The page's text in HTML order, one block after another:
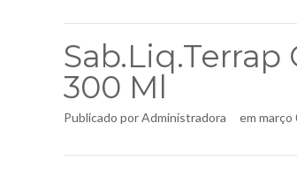
Sab.Liq.Terrap
300 Ml
Publicado porAdministradora em março